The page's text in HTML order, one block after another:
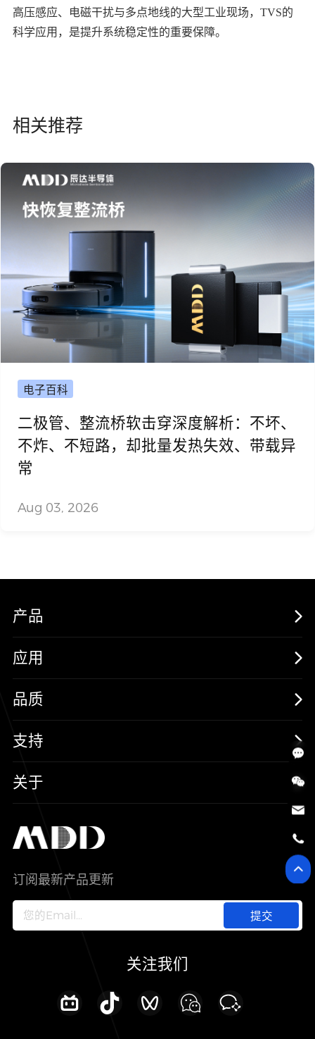
高压感应、电磁干扰与多点地线的大型工业现场，TVS的
科学应用，是提升系统稳定性的重要保障。
相关推荐
电子百科
二极管、整流桥软击穿深度解析：不坏、
不炸、不短路，却批量发热失效、带载异
常
Aug 03, 2026
产品
MOSFETs
保护器件
三极管
SiC
IC
应用
消费电子
汽车电子
新能源
智能家居
新兴行业
品质
可靠性实验室
质量与环境
其他信息(PCN)
支持
样品与支持
关于
加入我们
订阅最新产品更新
提交
关注我们